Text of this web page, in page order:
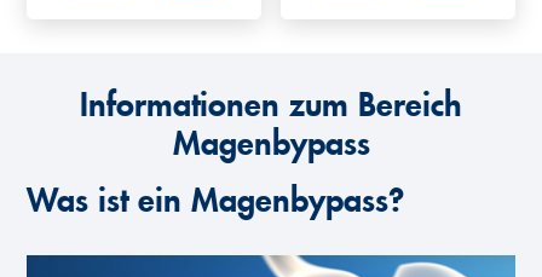
Informationen zum Bereich
Magenbypass
Was ist ein Magenbypass?